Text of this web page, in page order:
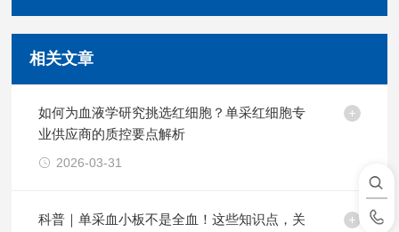
相关文章
如何为血液学研究挑选红细胞？单采红细胞专
业供应商的质控要点解析
2026-03-31
科普｜单采血小板不是全血！这些知识点，关